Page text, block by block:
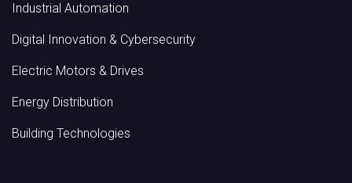
Industrial Automation
Digital Innovation & Cybersecurity
Electric Motors & Drives
Energy Distribution
Building Technologies